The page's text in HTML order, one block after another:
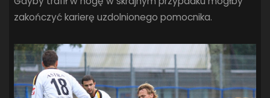
zakończyć karierę uzdolnionego pomocnika.